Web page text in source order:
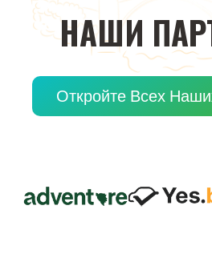
НАШИ
Откройте Всех